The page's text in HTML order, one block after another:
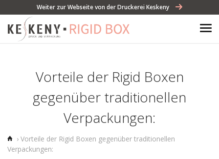
Weiter zur Webseite von der Druckerei Keskeny
Vorteile der Rigid Boxen
gegenüber traditionellen
Verpackungen:
Home
› Vorteile der Rigid Boxen gegenüber traditionellen
Verpackungen: